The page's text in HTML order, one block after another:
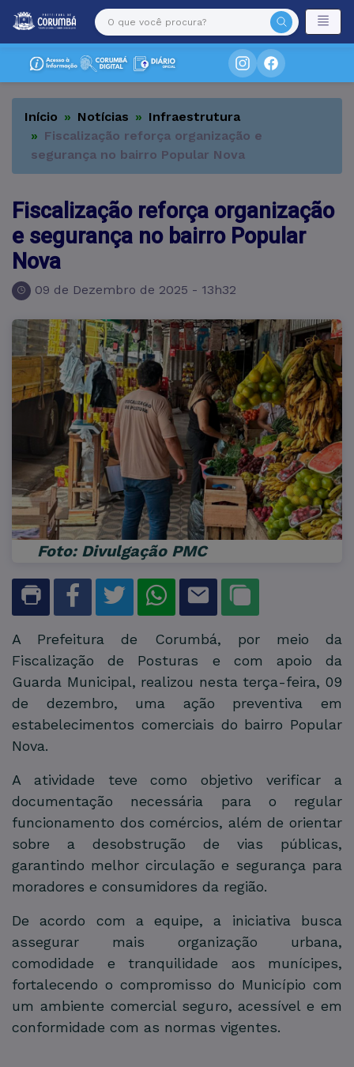
Início Notícias
Infraestrutura
Fiscalização reforça organização e
segurança no bairro Popular Nova
Fiscalização reforça organização
e segurança no bairro Popular
Nova
09 de Dezembro de 2025 - 13h32
Foto: Divulgação PMC
A Prefeitura de Corumbá, por meio da
Fiscalização de Posturas e com apoio da
Guarda Municipal, realizou nesta terça-feira, 09
de dezembro, uma ação preventiva em
estabelecimentos comerciais do bairro Popular
Nova.
A atividade teve como objetivo verificar a
documentação necessária para o regular
funcionamento dos comércios, além de orientar
sobre a desobstrução de vias públicas,
garantindo melhor circulação e segurança para
moradores e consumidores da região.
De acordo com a equipe, a iniciativa busca
assegurar mais organização urbana,
comodidade e tranquilidade aos munícipes,
fortalecendo o compromisso do Município com
um ambiente comercial seguro, acessível e em
conformidade com as normas vigentes.